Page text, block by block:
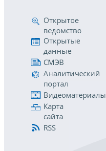
Открытое
ведомство
Открытые
данные
СМЭВ
Аналитический
портал
Видеоматериалы
Карта
сайта
RSS